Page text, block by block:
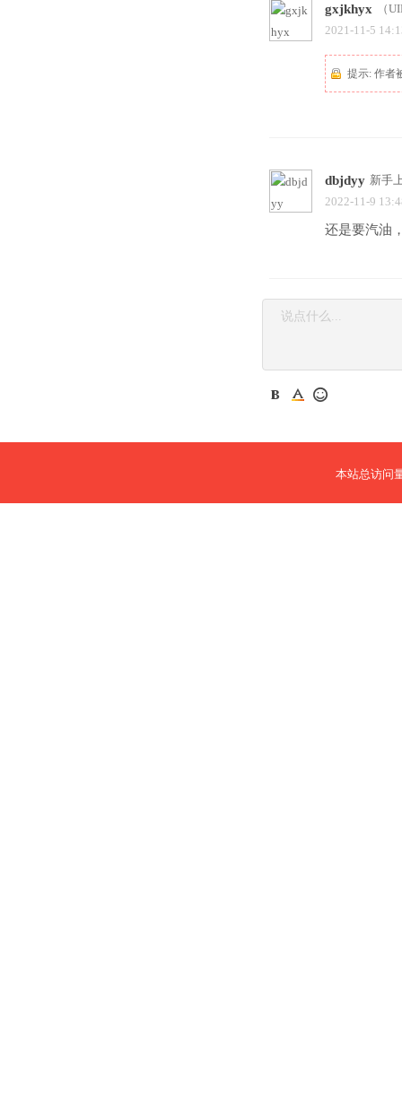
gxjkhyx
（
2021-11-5
提示: 作者
dbjdyy 新手
2022-11-9
还是要汽油
本站总访问